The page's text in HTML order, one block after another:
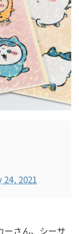
24, 2021
ーさん、シーサ